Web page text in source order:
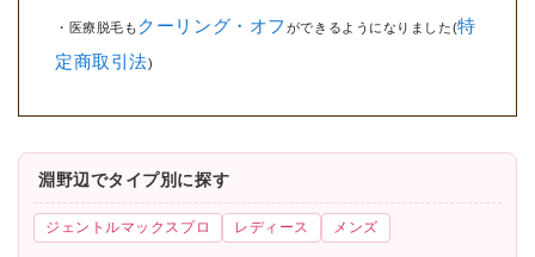
・医療脱毛も クーリング・オフ ができるようになりました(特
定商取引法)
淵野辺でタイプ別に探す
ジェントルマックスプロ レディース メンズ